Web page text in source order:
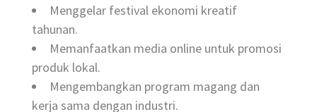
Menggelar festival ekonomi kreatif
tahunan.
Memanfaatkan media online untuk promosi
produk lokal.
Mengembangkan program magang dan
kerja sama dengan industri.